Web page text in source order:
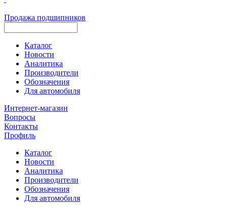
Продажа подшипников
Каталог
Новости
Аналитика
Производители
Обозначения
Для автомобиля
Интернет-магазин
Вопросы
Контакты
Профиль
Каталог
Новости
Аналитика
Производители
Обозначения
Для автомобиля